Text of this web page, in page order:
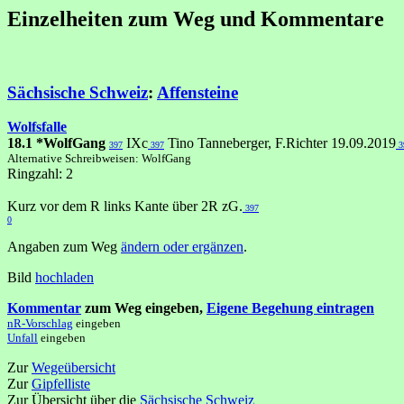
Einzelheiten zum Weg und Kommentare
Sächsische Schweiz: Affensteine
Wolfsfalle
18.1 *WolfGang 397 IXc 397 Tino Tanneberger, F.Richter 19.09.2019
Alternative Schreibweisen: WolfGang
Ringzahl: 2
Kurz vor dem R links Kante über 2R zG. 397
0
Angaben zum Weg ändern oder ergänzen.
Bild hochladen
Kommentar zum Weg eingeben, Eigene Begehung eintragen
nR-Vorschlag eingeben
Unfall eingeben
ZurWegeübersicht
ZurGipfelliste
Zur Übersicht über die Sächsische Schweiz